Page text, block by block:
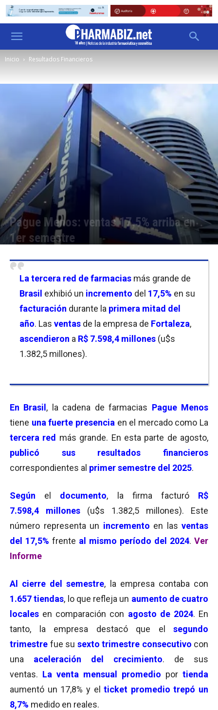
Inicio Resultados Financieros
Pague Menos: ventas 17,5% arriba en
1er semestre
La tercera red de farmacias más grande de
Brasil exhibió un incremento del 17,5% en su
facturación durante la primera mitad del
año. Las ventas de la empresa de Fortaleza,
ascendieron a R$ 7.598,4 millones (u$s
1.382,5 millones).
En Brasil , la cadena de farmacias Pague Menos
tiene una fuerte presencia en el mercado como La
tercera red más grande. En esta parte de agosto,
publicó sus resultados financieros
correspondientes al primer semestre del 2025.
Según el documento, la firma facturó R$
7.598,4 millones (u$s 1.382,5 millones). Este
número representa un incremento en las ventas
del 17,5% frente al mismo período del 2024. Ver
Informe
Al cierre del semestre, la empresa contaba con
1.657 tiendas, lo que refleja un aumento de cuatro
locales en comparación con agosto de 2024. En
tanto, la empresa destacó que el segundo
trimestre fue su sexto trimestre consecutivo con
una aceleración del crecimiento. de sus
ventas. La venta mensual promedio por tienda
aumentó un 17,8% y elticket promedio trepó un
8,7% medido en reales.